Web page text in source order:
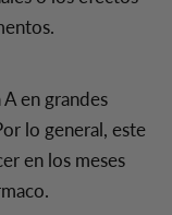
en grandes
lo general, este
en los meses